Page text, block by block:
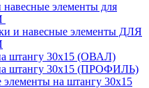
элементы для
и навесные элементы ДЛЯ
штангу 30х15 (ОВАЛ)
штангу 30х15 (ПРОФИЛЬ)
элементы на штангу 30х15